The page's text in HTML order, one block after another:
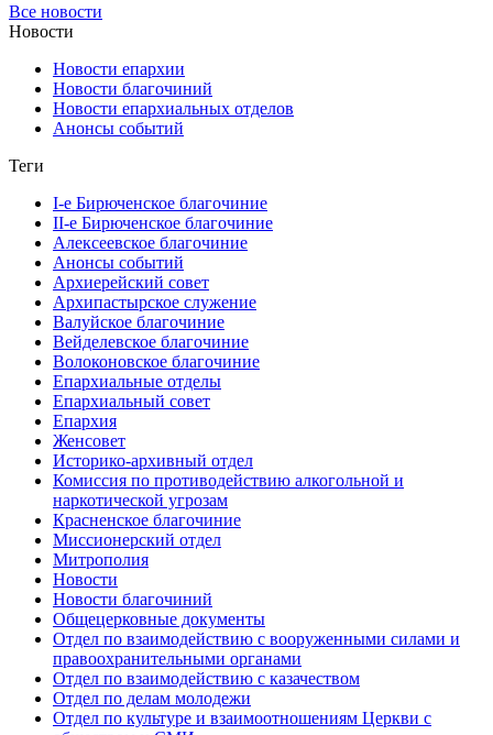
Все новости
Новости
Новости епархии
Новости благочиний
Новости епархиальных отделов
Анонсы событий
Теги
I-е Бирюченское благочиние
II-е Бирюченское благочиние
Алексеевское благочиние
Анонсы событий
Архиерейский совет
Архипастырское служение
Валуйское благочиние
Вейделевское благочиние
Волоконовское благочиние
Епархиальные отделы
Епархиальный совет
Епархия
Женсовет
Историко-архивный отдел
Комиссия по противодействию алкогольной и
наркотической угрозам
Красненское благочиние
Миссионерский отдел
Митрополия
Новости
Новости благочиний
Общецерковные документы
Отдел по взаимодействию с вооруженными силами и
правоохранительными органами
Отдел по взаимодействию с казачеством
Отдел по делам молодежи
Отдел по культуре и взаимоотношениям Церкви с